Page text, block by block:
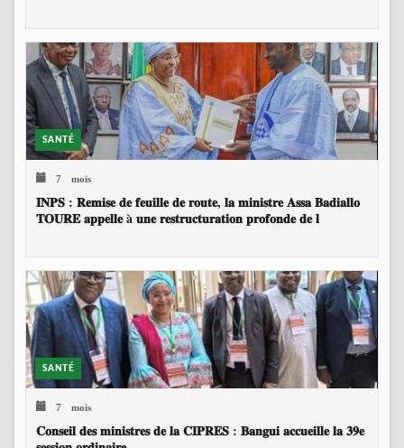
SANTÉ
7 mois
𝐈𝐍𝐏𝐒 : 𝐑𝐞𝐦𝐢𝐬𝐞 𝐝𝐞 𝐟𝐞𝐮𝐢𝐥𝐥𝐞 𝐝𝐞 𝐫𝐨𝐮𝐭𝐞, 𝐥𝐚 𝐦𝐢𝐧𝐢𝐬𝐭𝐫𝐞 𝐀𝐬𝐬𝐚 𝐁𝐚𝐝𝐢𝐚𝐥𝐥𝐨
𝐓𝐎𝐔𝐑𝐄 𝐚𝐩𝐩𝐞𝐥𝐥𝐞 à 𝐮𝐧𝐞 𝐫𝐞𝐬𝐭𝐫𝐮𝐜𝐭𝐮𝐫𝐚𝐭𝐢𝐨𝐧 𝐩𝐫𝐨𝐟𝐨𝐧𝐝𝐞 𝐝𝐞 𝐥
SANTÉ
7 mois
𝐂𝐨𝐧𝐬𝐞𝐢𝐥 𝐝𝐞𝐬 𝐦𝐢𝐧𝐢𝐬𝐭𝐫𝐞𝐬 𝐝𝐞 𝐥𝐚 𝐂𝐈𝐏𝐑𝐄𝐒 : 𝐁𝐚𝐧𝐠𝐮𝐢 𝐚𝐜𝐜𝐮𝐞𝐢𝐥𝐥𝐞 𝐥𝐚 𝟑𝟗𝐞